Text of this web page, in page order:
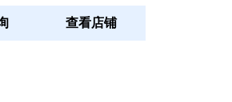
查看店铺